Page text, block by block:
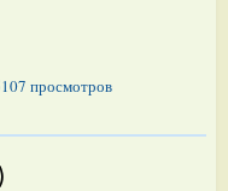
что
через 10 на
было
магазинным
просмотров